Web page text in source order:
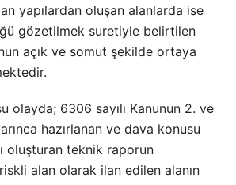
yapılardan oluşan alanlarda ise
gözetilmek suretiyle belirtilen
açık ve somut şekilde ortaya
olayda; 6306 sayılı Kanunun 2. ve
hazırlanan ve dava konusu
oluşturan teknik raporun
alan olarak ilan edilen alanın